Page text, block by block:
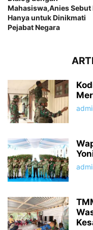
Mahasiswa,Anies Sebut
Hanya untuk Dinikmati
Pejabat Negara